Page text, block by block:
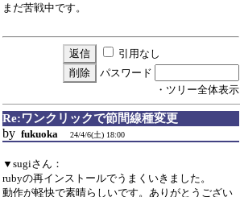
まだ苦戦中です。
引用なし
パスワード
・ツリー全体表示
Re:ワンクリックで節間線種変更
by fukuoka 24/4/6(土) 18:00
▼sugiさん：
rubyの再インストールでうまくいきました。
動作が軽快で素晴らしいです。ありがとうござい